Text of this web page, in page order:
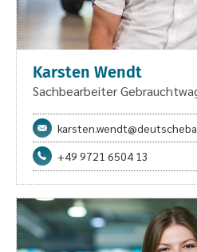
Karsten Wendt
Sachbearbeiter
+49 9721 6504 13